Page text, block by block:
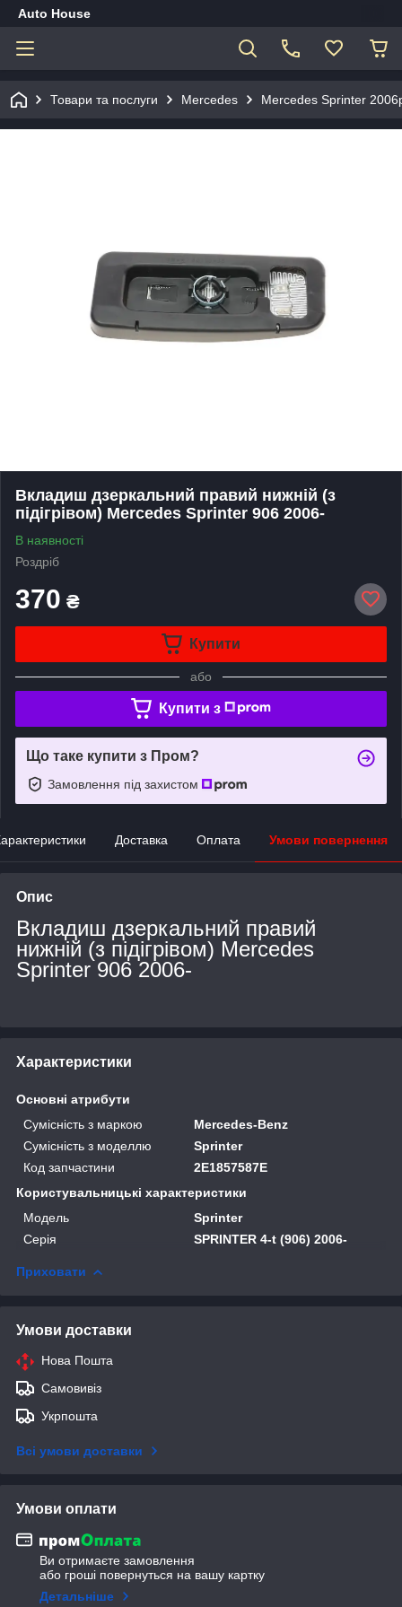
Auto House
Товари та послуги Mercedes Mercedes Sprinter
Вкладиш дзеркальний правий нижній (з
підігрівом) Mercedes Sprinter 906 2006-
В наявності
Роздріб
370 ₴
Купити
або
Купити з
Що таке купити з Пром?
Замовлення під захистом
Доставка Оплата Умови повернення
Опис
Вкладиш дзеркальний правий
нижній (з підігрівом) Mercedes
Sprinter 906 2006-
Характеристики
Основні атрибути
Сумісність з маркою
Mercedes-Benz
Сумісність з моделлю
Sprinter
Код запчастини
2E1857587E
Користувальницькі характеристики
Модель
Sprinter
Серія
SPRINTER 4-t (906) 2006-
Приховати
Умови доставки
Нова Пошта
Самовивіз
Укрпошта
Всі умови доставки
Умови оплати
Ви отримаєте замовлення
або гроші повернуться на вашу картку
Детальніше